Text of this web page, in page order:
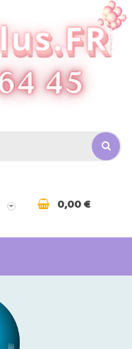
0,00 €